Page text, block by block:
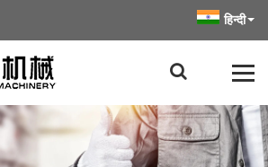
हिन्दी